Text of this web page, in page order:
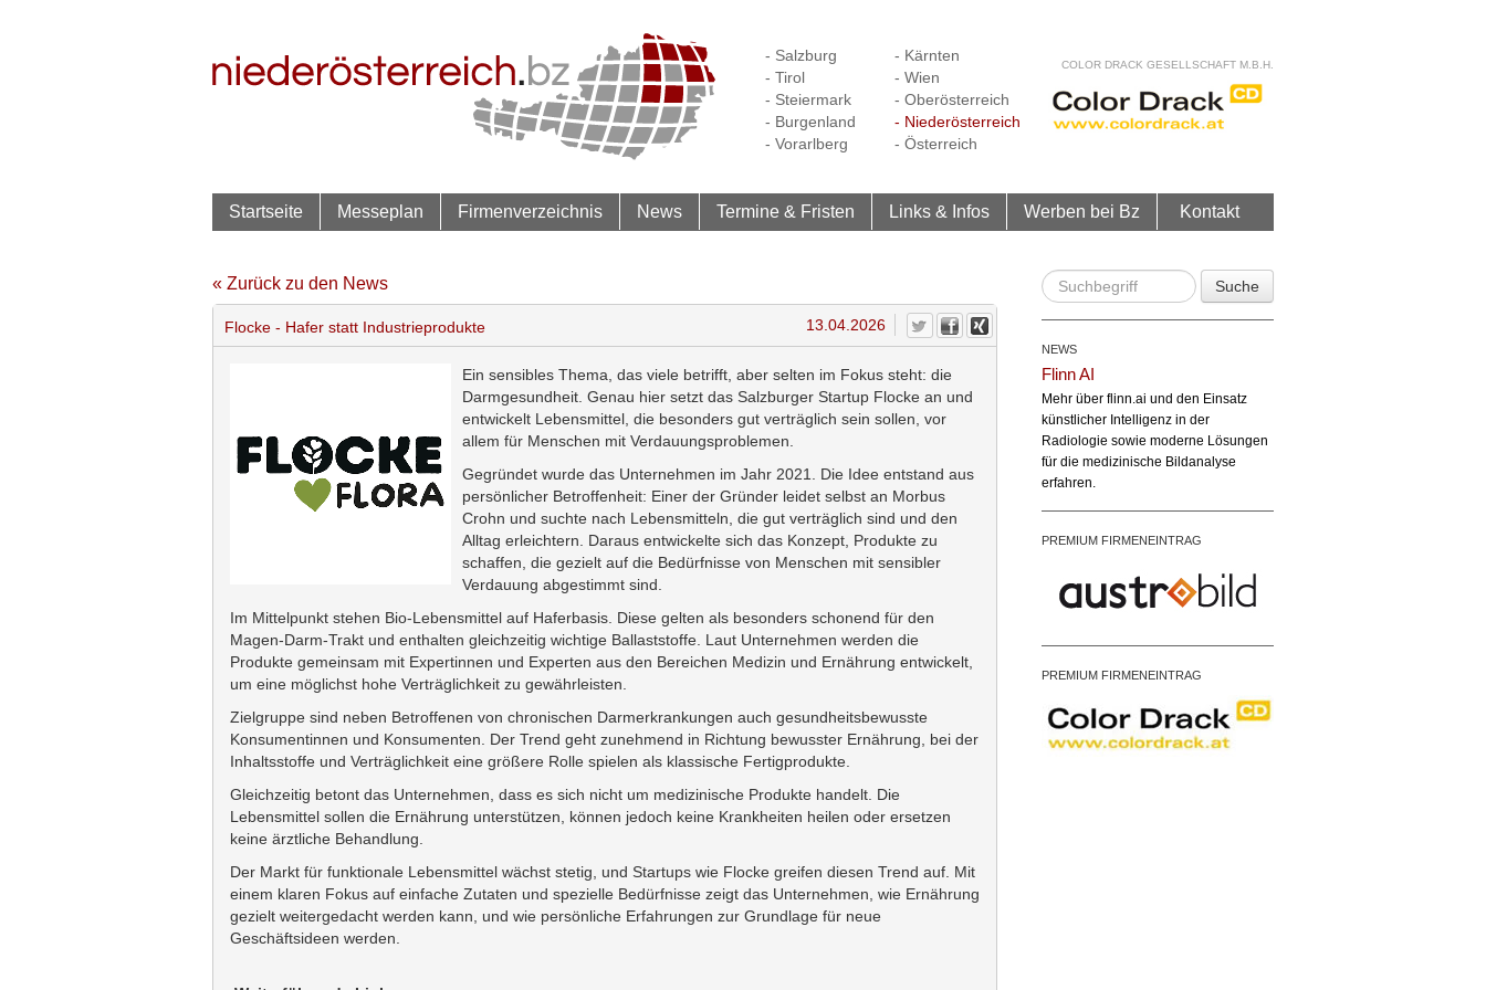
- Salzburg
- Tirol
- Steiermark
- Burgenland
- Vorarlberg
- Kärnten
- Wien
- Oberösterreich
- Niederösterreich
- Österreich
COLOR DRACK GESELLSCHAFT M.B.H.
Startseite Messeplan Firmenverzeichnis News Termine & Fristen Links & Infos Werben bei Bz Kontakt
« Zurück zu den News
Flocke - Hafer statt Industrieprodukte 13.04.2026
Ein sensibles Thema, das viele betrifft, aber selten im Fokus steht: die
Darmgesundheit. Genau hier setzt das Salzburger Startup Flocke an und
entwickelt Lebensmittel, die besonders gut verträglich sein sollen, vor
allem für Menschen mit Verdauungsproblemen.
Gegründet wurde das Unternehmen im Jahr 2021. Die Idee entstand aus
persönlicher Betroffenheit: Einer der Gründer leidet selbst an Morbus
Crohn und suchte nach Lebensmitteln, die gut verträglich sind und den
Alltag erleichtern. Daraus entwickelte sich das Konzept, Produkte zu
schaffen, die gezielt auf die Bedürfnisse von Menschen mit sensibler
Verdauung abgestimmt sind.
Im Mittelpunkt stehen Bio-Lebensmittel auf Haferbasis. Diese gelten als besonders schonend für den
Magen-Darm-Trakt und enthalten gleichzeitig wichtige Ballaststoffe. Laut Unternehmen werden die
Produkte gemeinsam mit Expertinnen und Experten aus den Bereichen Medizin und Ernährung entwickelt,
um eine möglichst hohe Verträglichkeit zu gewährleisten.
Zielgruppe sind neben Betroffenen von chronischen Darmerkrankungen auch gesundheitsbewusste
Konsumentinnen und Konsumenten. Der Trend geht zunehmend in Richtung bewusster Ernährung, bei der
Inhaltsstoffe und Verträglichkeit eine größere Rolle spielen als klassische Fertigprodukte.
Gleichzeitig betont das Unternehmen, dass es sich nicht um medizinische Produkte handelt. Die
Lebensmittel sollen die Ernährung unterstützen, können jedoch keine Krankheiten heilen oder ersetzen
keine ärztliche Behandlung.
Der Markt für funktionale Lebensmittel wächst stetig, und Startups wie Flocke greifen diesen Trend auf. Mit
einem klaren Fokus auf einfache Zutaten und spezielle Bedürfnisse zeigt das Unternehmen, wie Ernährung
gezielt weitergedacht werden kann, und wie persönliche Erfahrungen zur Grundlage für neue
Geschäftsideen werden.
Suche
NEWS
Flinn AI
Mehr über flinn.ai und den Einsatz
künstlicher Intelligenz in der
Radiologie sowie moderne Lösungen
für die medizinische Bildanalyse
erfahren.
PREMIUM FIRMENEINTRAG
PREMIUM FIRMENEINTRAG